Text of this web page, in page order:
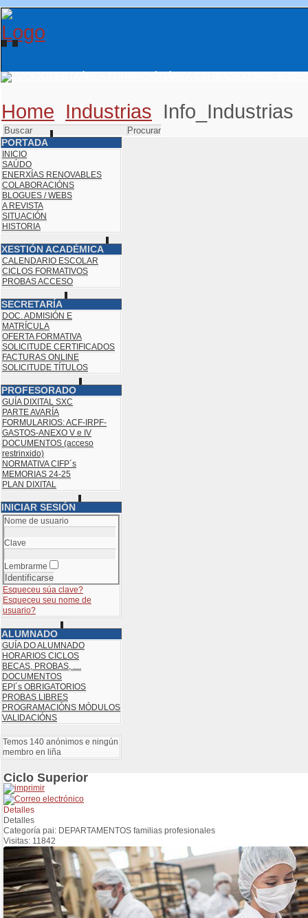
Home Industrias Info_Industrias
PORTADA
INICIO
SAÚDO
ENERXÍAS RENOVABLES
COLABORACIÓNS
BLOGUES / WEBS
A REVISTA
SITUACIÓN
HISTORIA
XESTIÓN ACADÉMICA
CALENDARIO ESCOLAR
CICLOS FORMATIVOS
PROBAS ACCESO
SECRETARÍA
DOC. ADMISIÓN E
MATRÍCULA
OFERTA FORMATIVA
SOLICITUDE CERTIFICADOS
FACTURAS ONLINE
SOLICITUDE TÍTULOS
PROFESORADO
GUÍA DIXITAL SXC
PARTE AVARÍA
FORMULARIOS: ACF-IRPF-
GASTOS-ANEXO V e IV
DOCUMENTOS (acceso
restrinxido)
NORMATIVA CIFP´s
MEMORIAS 24-25
PLAN DIXITAL
INICIAR SESIÓN
Nome de usuario
Clave
Lembrarme
Esqueceu súa clave?
Esqueceu seu nome de
usuario?
ALUMNADO
GUÍA DO ALUMNADO
HORARIOS CICLOS
BECAS, PROBAS, ....
DOCUMENTOS
EPI´s OBRIGATORIOS
PROBAS LIBRES
PROGRAMACIÓNS MÓDULOS
VALIDACIÓNS
Temos 140 anónimos e ningún
membro en liña
Ciclo Superior
Detalles
Detalles
Categoría pai: DEPARTAMENTOS familias profesionales
Visitas: 11842